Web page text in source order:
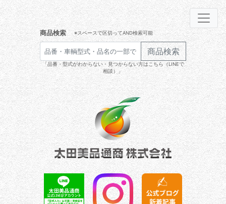
商品検索 ※スペースで区切ってAND検索可能
商品検索
「品番・型式がわからない・見つからない方はこちら（LINEで
相談）」